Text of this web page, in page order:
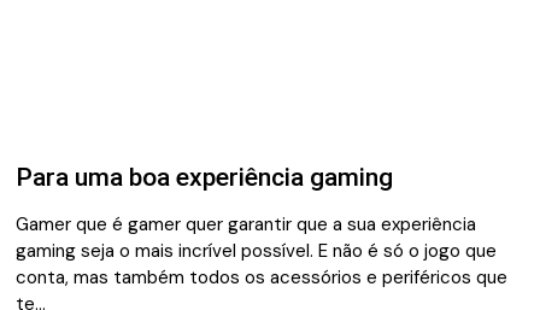
Para uma boa experiência gaming
Gamer que é gamer quer garantir que a sua experiência
gaming seja o mais incrível possível. E não é só o jogo que
conta, mas também todos os acessórios e periféricos que
te…